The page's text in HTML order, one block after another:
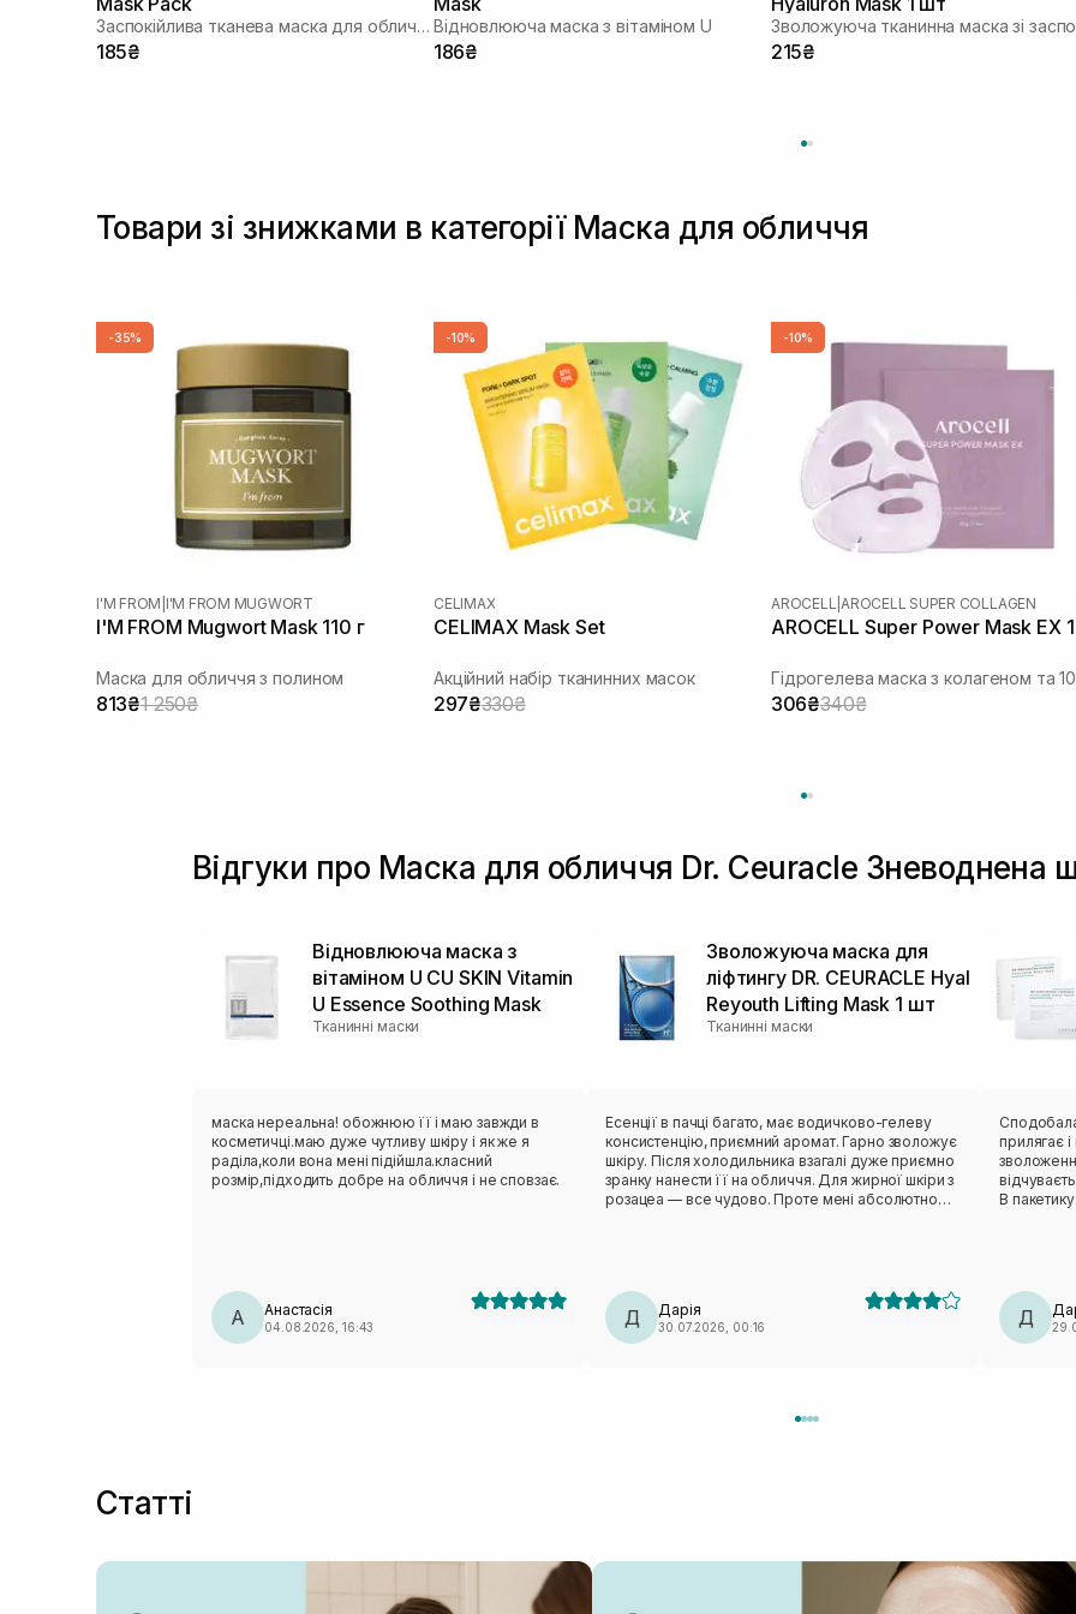
Заспокійлива тканева маска для обличчя
185₴
Відновлююча маска з вітаміном U
186₴ 215₴
Товари зі знижками в категорії Маска для обличчя
-35%
I'M FROM I'M FROM MUGWORT
I'M FROM Mugwort Mask 110 г
Маска для обличчя з полином
813₴1 250₴
-10%
CELIMAX
CELIMAX Mask Set
Акційний набір тканинних масок
297₴330₴
-10%
AROCELL |AROCELL SUPER COLLAGEN
AROCELL Super Power Mask EX
306₴340₴
Відгуки про Маска для обличчя Dr. Ceuracle Зневоднена
Відновлююча маска з
вітаміном U CU SKIN Vitamin
U Essence Soothing Mask
Тканинні маски
маска нереальна! обожнюю її і маю завжди в
косметичці.маю дуже чутливу шкіру і як же я
раділа,коли вона мені підійшла.класний
розмір,підходить добре на обличчя і не сповзає.
А Анастасія
04.08.2026, 16:43
Зволожуюча маска для
ліфтингу DR. CEURACLE Hyal
Reyouth Lifting Mask 1 шт
Тканинні маски
Есенції в пачці багато, має водичково-гелеву
консистенцію, приємний аромат. Гарно зволожує
шкіру. Після холодильника взагалі дуже приємно
зранку нанести її на обличчя. Для жирної шкіри з
розацеа — все чудово. Проте мені абсолютно
вдруге не повторю (лише через лекало).
Д Дарія
30.07.2026, 00:16
Сподобалася ця
прилягає і
В
класна
Д
Статті